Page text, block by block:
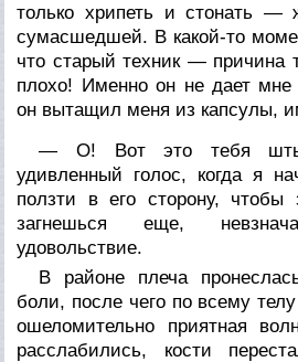
только хрипеть и стонать —
сумасшедшей. В какой-то
что старый техник — причина
плохо! Именно он не дает
он вытащил меня из капсулы,
— О! Вот это тебя
удивленный голос, когда я
ползти в его сторону,
загнешься еще,
удовольствие.
В районе плеча
боли, после чего по всему
ошеломительно приятная
расслабились, кости